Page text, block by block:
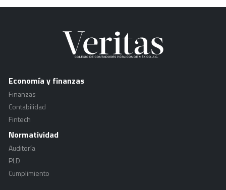
Economía y finanzas
Finanzas
Contabilidad
Fintech
Normatividad
Auditoría
PLD
Cumplimiento